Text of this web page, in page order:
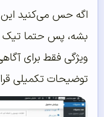
اگه حس می‌کنید
بشه، پس حتما تیک
ویژگی فقط برای
توضیحات تکمیلی